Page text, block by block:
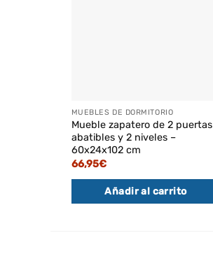
MUEBLES DE DORMITORIO
Mueble zapatero de 2 puertas
abatibles y 2 niveles –
60x24x102 cm
66,95€
Añadir al carrito